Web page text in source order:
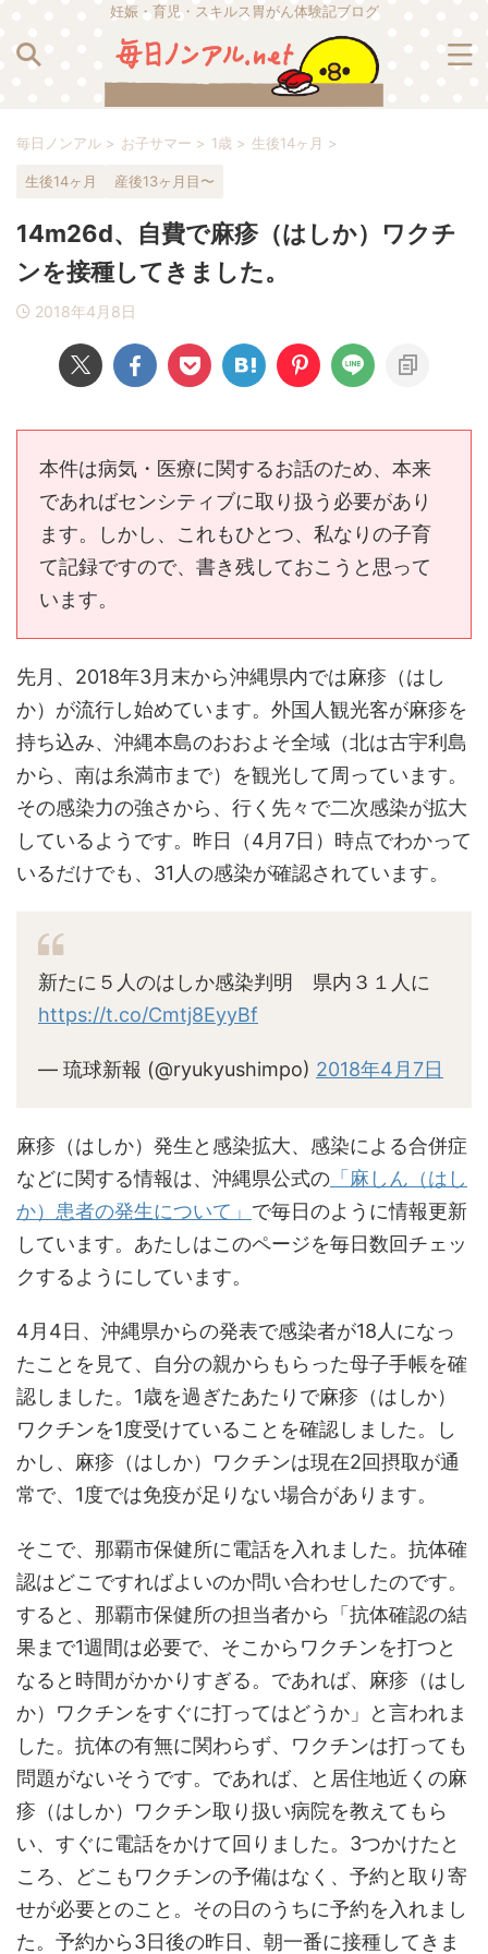
妊娠・育児・スキルス胃がん体験記ブログ
毎日ノンアル > お子サマー > 1歳 > 生後14ヶ月 >
生後14ヶ月 産後13ヶ月目〜
14m26d、自費で麻疹（はしか）ワクチ
ンを接種してきました。
2018年4月8日
本件は病気・医療に関するお話のため、本来
であればセンシティブに取り扱う必要があり
ます。しかし、これもひとつ、私なりの子育
て記録ですので、書き残しておこうと思って
います。
先月、2018年3月末から沖縄県内では麻疹（はし
か）が流行し始めています。外国人観光客が麻疹を
持ち込み、沖縄本島のおおよそ全域（北は古宇利島
から、南は糸満市まで）を観光して周っています。
その感染力の強さから、行く先々で二次感染が拡大
しているようです。昨日（4月7日）時点でわかって
いるだけでも、31人の感染が確認されています。
新たに５人のはしか感染判明 県内３１人に
https://t.co/Cmtj8EyyBf
— 琉球新報 (@ryukyushimpo) 2018年4月7日
麻疹（はしか）発生と感染拡大、感染による合併症
などに関する情報は、沖縄県公式の 「麻しん（はし
か）患者の発生について」 で毎日のように情報更新
しています。あたしはこのページを毎日数回チェッ
クするようにしています。
4月4日、沖縄県からの発表で感染者が18人になっ
たことを見て、自分の親からもらった母子手帳を確
認しました。1歳を過ぎたあたりで麻疹（はしか）
ワクチンを1度受けていることを確認しました。し
かし、麻疹（はしか）ワクチンは現在2回摂取が通
常で、1度では免疫が足りない場合があります。
そこで、那覇市保健所に電話を入れました。抗体確
認はどこですればよいのか問い合わせしたのです。
すると、那覇市保健所の担当者から「抗体確認の結
果まで1週間は必要で、そこからワクチンを打つと
なると時間がかかりすぎる。であれば、麻疹（はし
か）ワクチンをすぐに打ってはどうか」と言われま
した。抗体の有無に関わらず、ワクチンは打っても
問題がないそうです。であれば、と居住地近くの麻
疹（はしか）ワクチン取り扱い病院を教えてもら
い、すぐに電話をかけて回りました。3つかけたと
ころ、どこもワクチンの予備はなく、予約と取り寄
せが必要とのこと。その日のうちに予約を入れまし
た。予約から3日後の昨日、朝一番に接種してきま